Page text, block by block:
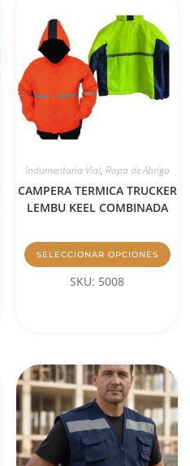
Indumentaria Vial, Ropa de Abrigo
CAMPERA TERMICA TRUCKER
LEMBU KEEL COMBINADA
SELECCIONAR OPCIONES
SKU: 5008